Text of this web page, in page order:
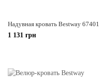
Надувная кровать Bestway 67401
1 131 грн